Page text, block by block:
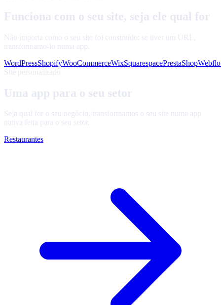
Funciona com o seu site, seja ele qual for
Não importa como o seu site foi construído: se tiver um URL,
transformamo-lo numa app.
WordPressShopifyWooCommerceWixSquarespacePrestaShop
Site personalizado
Uma app para o seu setor
Seja qual for o seu negócio, transformamos o seu site numa app
nativa feita para o seu setor.
Restaurantes